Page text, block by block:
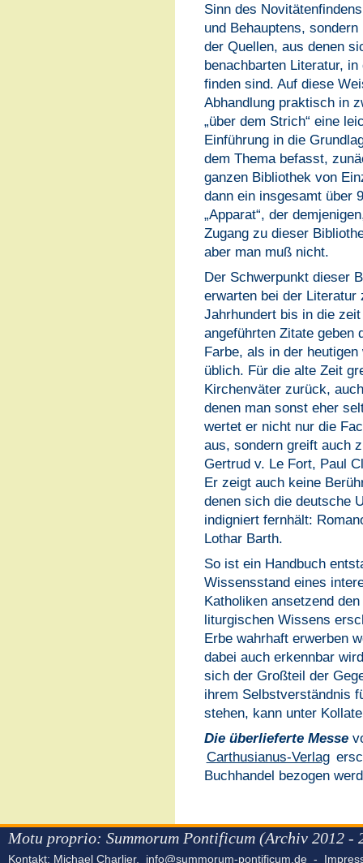
Sinn des
und Behauptens,
der Quellen, aus denen
benachbarten Literatur,
finden sind. Auf diese
Abhandlung praktisch in
„über dem Strich“ eine
Einführung in die
dem Thema befasst,
ganzen Bibliothek von
dann ein insgesamt über
„Apparat“, der
Zugang zu dieser
aber man muß nicht.
Der Schwerpunkt dieser
erwarten bei der
Jahrhundert bis in die
angeführten Zitate geben
Farbe, als in der
üblich. Für die alte Zeit
Kirchenväter zurück,
denen man sonst eher
wertet er nicht nur die
aus, sondern greift auch
Gertrud v. Le Fort, Paul
Er zeigt auch keine
denen sich die deutsche
indigniert fernhält:
Lothar Barth.
So ist ein Handbuch
Wissensstand eines
Katholiken ansetzend
liturgischen Wissens
Erbe wahrhaft erwerben
dabei auch erkennbar
sich der Großteil der
ihrem Selbstverständnis
stehen, kann unter
Die überlieferte Messe
Carthusianus-Verlag
Buchhandel bezogen
Motu proprio: Summorum Pontificum (Archiv 2012 -
Kontakt: Michael Charlier, info@summorum-pontificum.de -